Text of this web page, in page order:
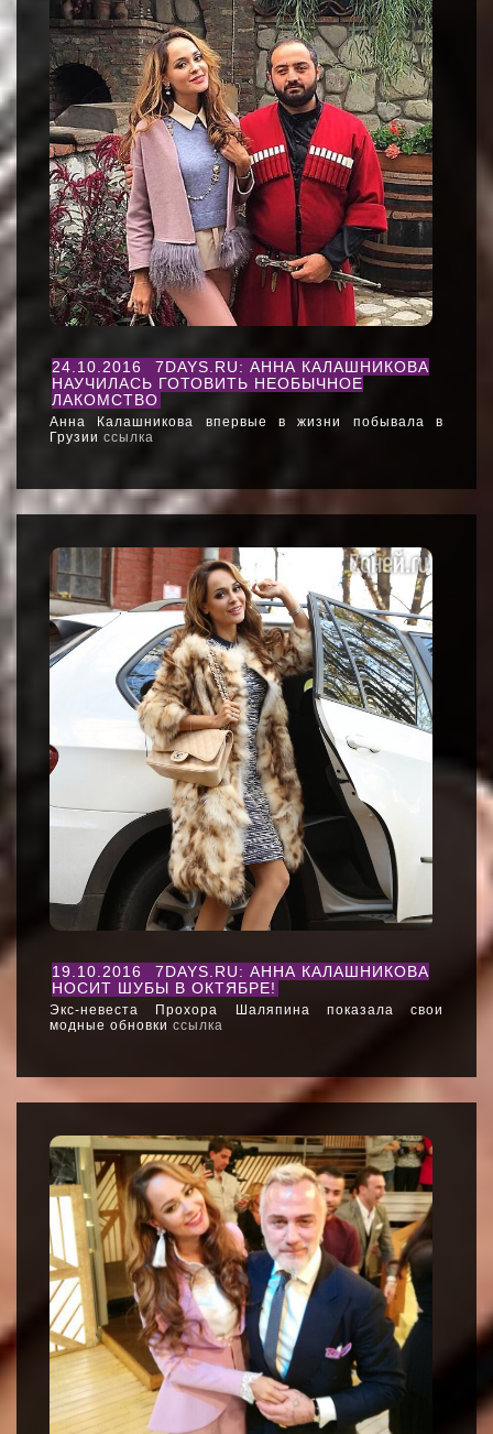
24.10.2016
7DAYS.RU: АННА КАЛАШНИКОВА
НАУЧИЛАСЬ ГОТОВИТЬ НЕОБЫЧНОЕ
ЛАКОМСТВО
Анна Калашникова впервые в жизни побывала в
Грузии ссылка
19.10.2016
7DAYS.RU: АННА КАЛАШНИКОВА
НОСИТ ШУБЫ В ОКТЯБРЕ!
Экс-невеста Прохора Шаляпина показала свои
модные обновки ссылка